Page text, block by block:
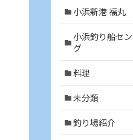
小浜新港 福丸
小浜釣り船セ
グ
料理
未分類
釣り場紹介